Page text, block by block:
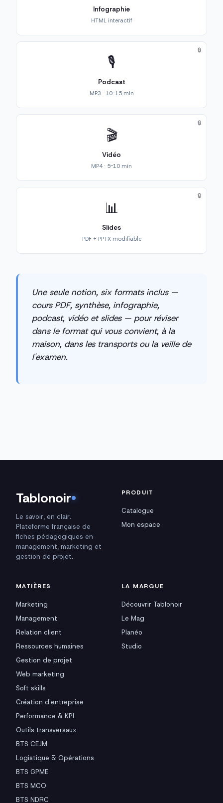
Infographie
HTML interactif
🎙️
Podcast
MP3 · 10-15 min
🔒
🎬
Vidéo
MP4 · 5-10 min
🔒
📊
Slides
PDF + PPTX modifiable
🔒
Une seule notion, six formats inclus —
cours PDF, synthèse, infographie,
podcast, vidéo et slides — pour réviser
dans le format qui vous convient, à la
maison, dans les transports ou la veille de
l'examen.
Tablonoir
Le savoir, en clair.
Plateforme française de
fiches pédagogiques en
management, marketing et
gestion de projet.
PRODUIT
Catalogue
Mon espace
MATIÈRES
Marketing
Management
Relation client
Ressources humaines
Gestion de projet
Web marketing
Soft skills
Création d'entreprise
Performance & KPI
Outils transversaux
BTS CEJM
Logistique & Opérations
BTS GPME
BTS MCO
BTS NDRC
LA MARQUE
Découvrir Tablonoir
Le Mag
Planéo
Studio